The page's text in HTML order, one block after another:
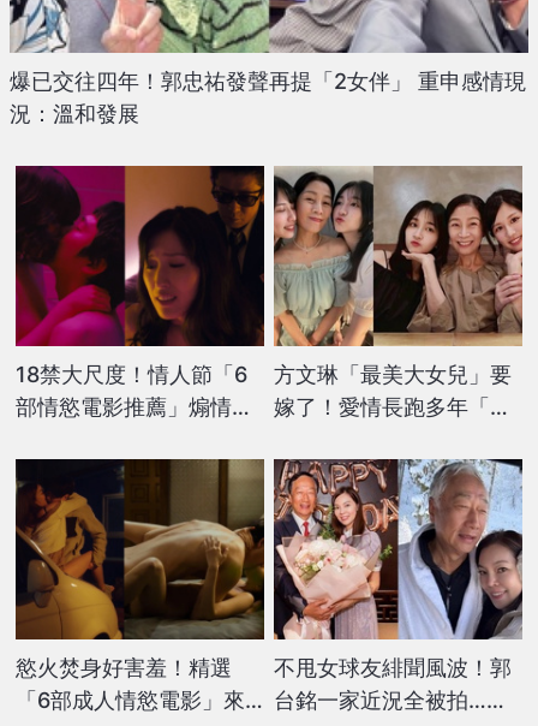
爆已交往四年！郭忠祐發聲再提「2女伴」 重申感情現
況：溫和發展
18禁大尺度！情人節「6
部情慾電影推薦」煽情誘
免費線上看
方文琳「最美大女兒」要
嫁了！愛情長跑多年「準
慾火焚身好害羞！精選
「6部成人情慾電影」來
不甩女球友緋聞風波！郭
台銘一家近況全被拍…曾